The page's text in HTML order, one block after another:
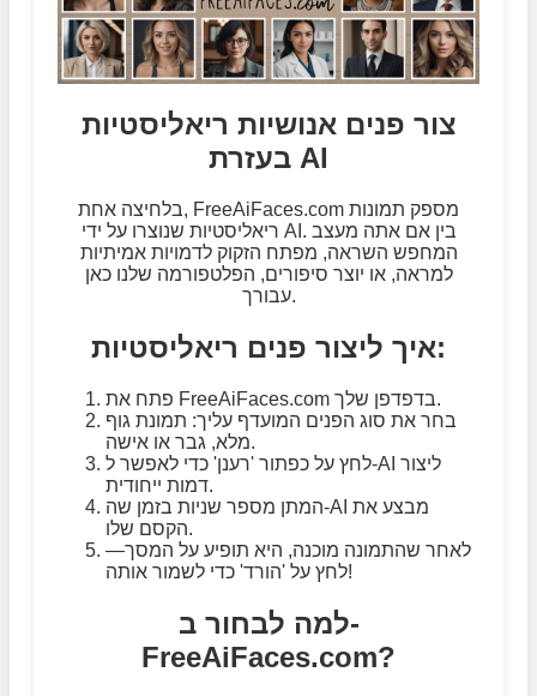
צור פנים אנושיות ריאליסטיות
בעזרת AI
בלחיצה אחת, FreeAiFaces.com מספק תמונות
ריאליסטיות שנוצרו על ידי AI. בין אם אתה מעצב
המחפש השראה, מפתח הזקוק לדמויות אמיתיות
למראה, או יוצר סיפורים, הפלטפורמה שלנו כאן
עבורך.
איך ליצור פנים ריאליסטיות:
פתח את FreeAiFaces.com בדפדפן שלך.
בחר את סוג הפנים המועדף עליך: תמונת גוף
מלא, גבר או אישה.
לחץ על כפתור 'רענן' כדי לאפשר ל-AI ליצור
דמות ייחודית.
המתן מספר שניות בזמן שה-AI מבצע את
הקסם שלו.
לאחר שהתמונה מוכנה, היא תופיע על המסך—
לחץ על 'הורד' כדי לשמור אותה!
למה לבחור ב-
FreeAiFaces.com?